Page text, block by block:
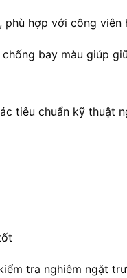
phù hợp với công viên
chống bay màu giúp
tiêu chuẩn kỹ thuật
tra nghiêm ngặt